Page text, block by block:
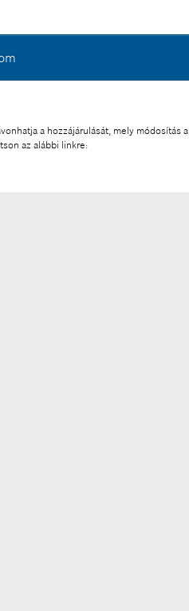
a hozzájárulását, mely módosítás a
az alábbi linkre:
letöltése